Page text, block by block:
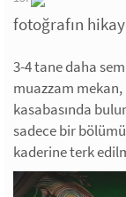
fotoğrafın
3-4 tane daha
muazzam mekan,
kasabasında
sadece bir
kaderine terk